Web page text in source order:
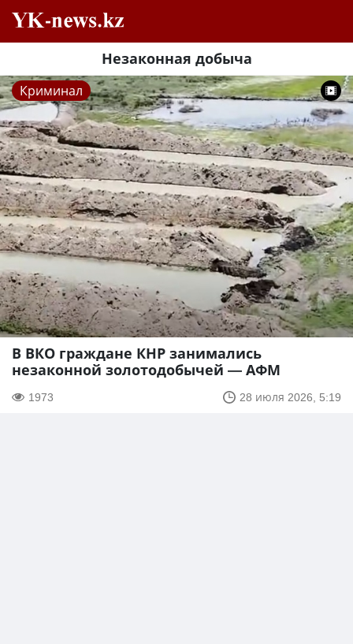
Незаконная добыча
Криминал
В ВКО граждане КНР занимались
незаконной золотодобычей — АФМ
1973 28 июля 2026, 5:19